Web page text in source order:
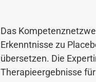
Das
Erkenntnisse zu
übersetzen. Die
Therapieergebnisse